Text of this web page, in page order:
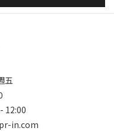
五
12:00
in.com